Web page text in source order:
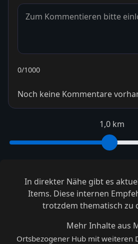
0/1000
Noch keine Kommentare
1,0 km
In direkter Nähe gibt es
Items. Diese internen
trotzdem thematisch zu
Mehr Inhalte aus
Ortsbezogener Hub mit weiteren